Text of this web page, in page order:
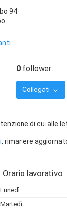
94
0 follower
Collegati
di cui alle
, rimanere
Orario lavorativo
Lunedì
Martedì